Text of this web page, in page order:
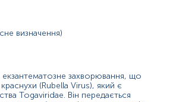
часто виникають болі в
місяцями. Енцефаліт є
і переважно минає без
наслідки інфікування
визначення)
екзантематозне захворювання, що
(Rubella Virus), який є
Togaviridae. Він передається